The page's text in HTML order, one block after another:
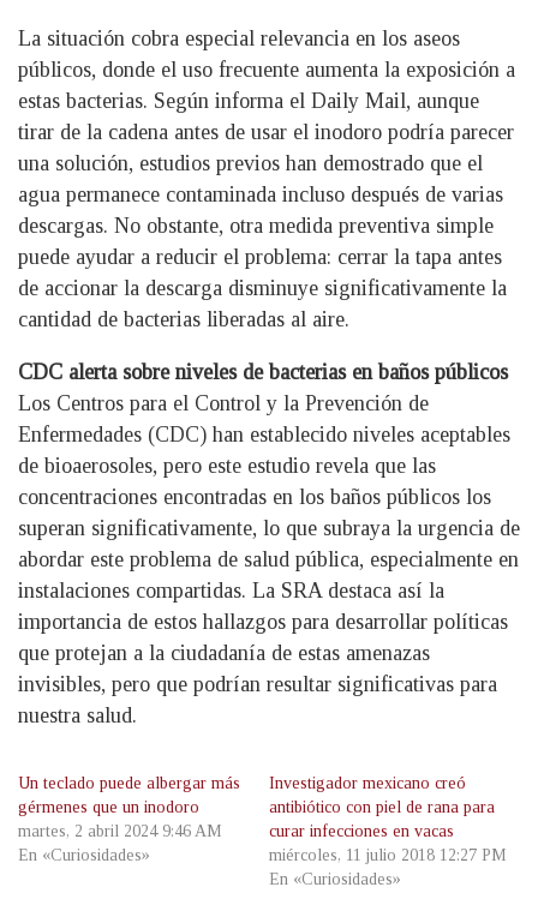
La situación cobra especial relevancia en los aseos
públicos, donde el uso frecuente aumenta la exposición a
estas bacterias. Según informa el Daily Mail, aunque
tirar de la cadena antes de usar el inodoro podría parecer
una solución, estudios previos han demostrado que el
agua permanece contaminada incluso después de varias
descargas. No obstante, otra medida preventiva simple
puede ayudar a reducir el problema: cerrar la tapa antes
de accionar la descarga disminuye significativamente la
cantidad de bacterias liberadas al aire.
CDC alerta sobre niveles de bacterias en baños públicos
Los Centros para el Control y la Prevención de
Enfermedades (CDC) han establecido niveles aceptables
de bioaerosoles, pero este estudio revela que las
concentraciones encontradas en los baños públicos los
superan significativamente, lo que subraya la urgencia de
abordar este problema de salud pública, especialmente en
instalaciones compartidas. La SRA destaca así la
importancia de estos hallazgos para desarrollar políticas
que protejan a la ciudadanía de estas amenazas
invisibles, pero que podrían resultar significativas para
nuestra salud.
Un teclado puede albergar más
gérmenes que un inodoro
martes, 2 abril 2024 9:46 AM
En «Curiosidades»
Investigador mexicano creó
antibiótico con piel de rana para
curar infecciones en vacas
miércoles, 11 julio 2018 12:27 PM
En «Curiosidades»